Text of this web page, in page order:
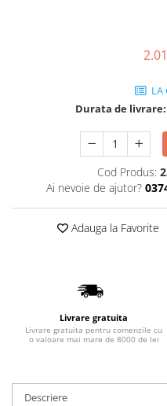
Cazi asimetrice
Cazi freestanding
Paravane pentru cada
Sifoane -sisteme de umplere
Rezervoare pe vas
Clapete de actionare WC
Baterii bucatarie
Lavoare freestanding
Villeroy&Boch
LA
Durata de livrare:
Cod Produs:
Ai nevoie de ajutor?
Adauga la Favorite
Livrare gratuita
Livrare gratuita pentru comenzile cu
o valoare mai mare de 8000 de lei
Descriere